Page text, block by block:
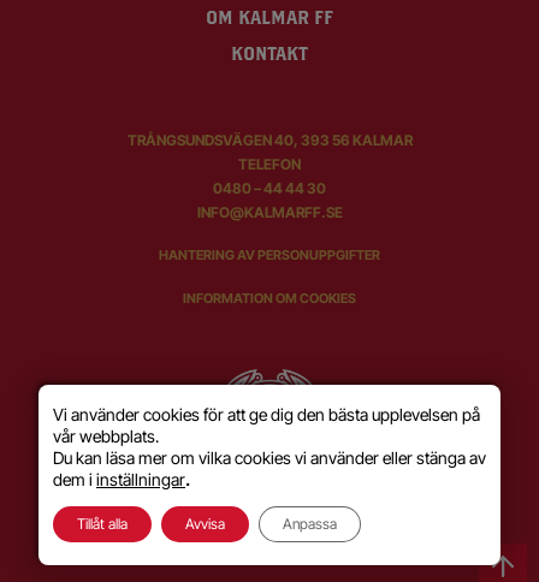
OM KALMAR FF
KONTAKT
TRÅNGSUNDSVÄGEN 40, 393 56 KALMAR
TELEFON
0480 – 44 44 30
INFO@KALMARFF.SE
HANTERING AV PERSONUPPGIFTER
INFORMATION OM COOKIES
Vi använder cookies för att ge dig den bästa upplevelsen på
vår webbplats.
Du kan läsa mer om vilka cookies vi använder eller stänga av
dem i inställningar.
Tillåt alla Avvisa Anpassa